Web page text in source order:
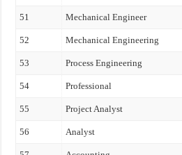
51 Mechanical Engineer
52 Mechanical Engineering
53 Process Engineering
54 Professional
55 Project Analyst
56 Analyst